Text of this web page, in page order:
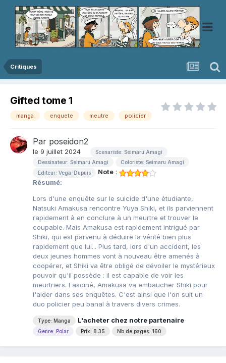
Critiques
Gifted tome 1
manga enquete meutre policier
Par poseidon2
le 9 juillet 2024
Scenariste: Seimaru Amagi
Dessinateur: Seimaru Amagi
Coloriste: Seimaru Amagi
Editeur: Vega-Dupuis
Note :
Résumé:
Lors d'une enquête sur le suicide d'une étudiante,
Natsuki Amakusa rencontre Yuya Shiki, et ils parviennent
rapidement à en conclure à un meurtre et trouver le
coupable. Mais Amakusa est rapidement intrigué par
Shiki, qui est parvenu à déduire la vérité bien plus
rapidement que lui... Plus tard, lors d'un accident, les
deux jeunes hommes vont à nouveau être amenés à
coopérer, et Shiki va être obligé de dévoiler le mystérieux
pouvoir qu'il possède : il est capable de voir les
meurtriers. Fasciné, Amakusa va embaucher Shiki pour
l'aider dans ses enquêtes. C'est ainsi que l'on suit un
duo policier peu banal à travers divers crimes.
Type: Manga L'acheter chez notre partenaire
Genre: Polar Prix: 8.35 Nb de pages: 160